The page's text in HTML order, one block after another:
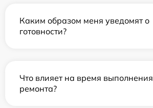
Каким образом меня уведомят о
готовности?
Что влияет на время выполнения
ремонта?